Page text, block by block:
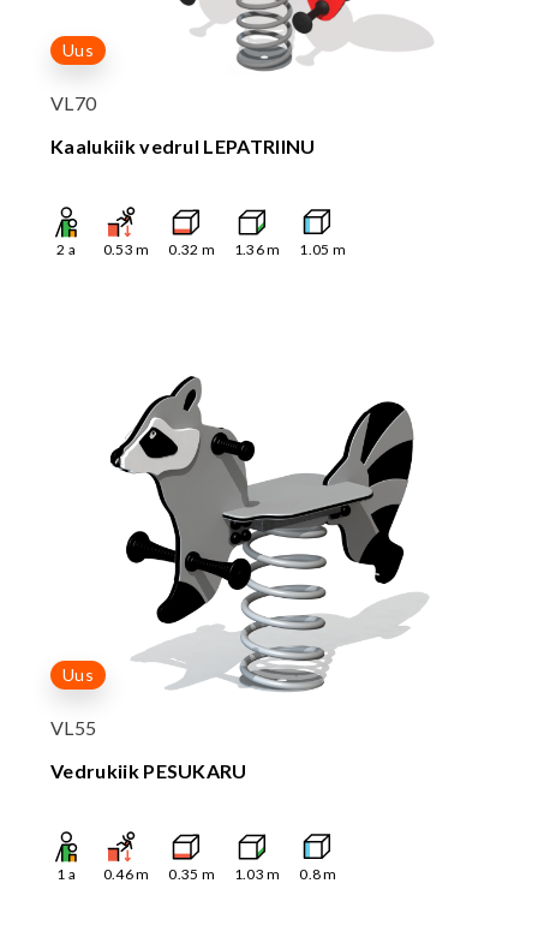
Uus
VL70
Kaalukiik vedrul LEPATRIINU
2 a 0.53 m 0.32 m 1.36m 1.05 m
Uus
VL55
Vedrukiik PESUKARU
1 a 0.46m 0.35 m 1.03 m 0.8m